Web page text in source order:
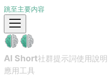
跳至主要内容
AI Short社群提示詞使用說明
應用工具